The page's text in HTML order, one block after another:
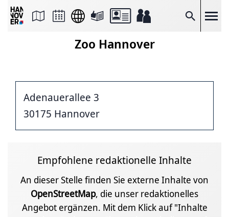
Suche
Seite
Seitenlink
Kopieren
Drucken
Zoo Hannover
Adenauerallee 3
30175 Hannover
Empfohlene redaktionelle Inhalte
An dieser Stelle finden Sie externe Inhalte von
OpenStreetMap, die unser redaktionelles
Angebot ergänzen. Mit dem Klick auf "Inhalte